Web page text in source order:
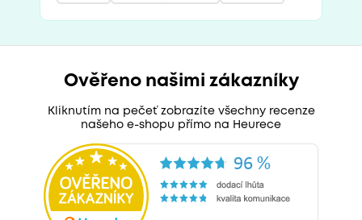
Ověřeno našimi zákazníky
Kliknutím na pečeť zobrazíte všechny recenze
našeho e-shopu přímo na Heurece